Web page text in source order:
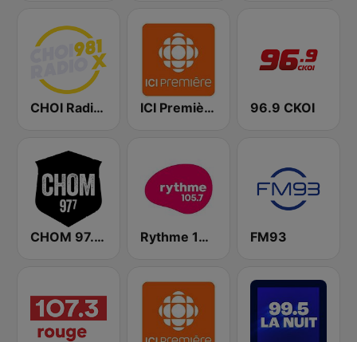
CHOI Radio X 98.1 FM ICI Première Montréal 96.9 CKOI
CHOM 97.7 FM Rythme 105.7 FM FM93